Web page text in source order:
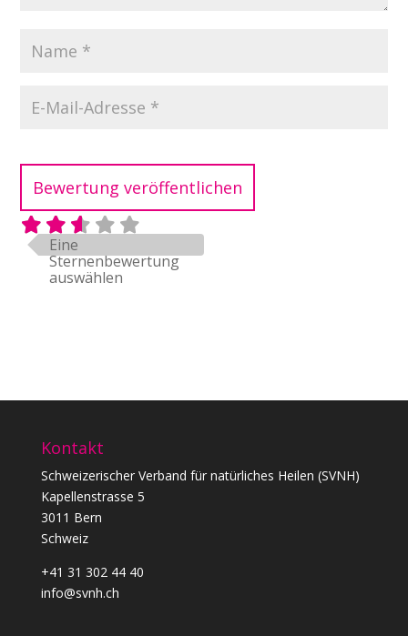
Eine
Sternenbewertung
auswählen
Kontakt
Schweizerischer Verband für natürliches Heilen (SVNH)
Kapellenstrasse 5
3011 Bern
Schweiz
+41 31 302 44 40
info@svnh.ch